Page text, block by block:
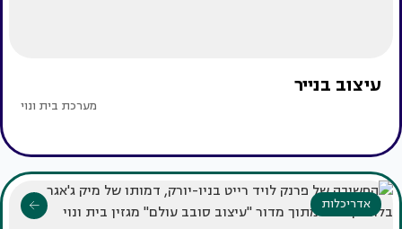
עיצוב בנייר
מערכת בית ונוי
אדריכלות